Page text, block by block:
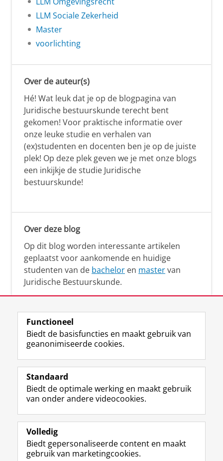
LLM Sociale Zekerheid
Master
voorlichting
Over de auteur(s)
Hé! Wat leuk dat je op de blogpagina van
Juridische bestuurskunde terecht bent
gekomen! Voor praktische informatie over
onze leuke studie en verhalen van
(ex)studenten en docenten ben je op de juiste
plek! Op deze plek geven we je met onze blogs
een inkijkje de studie Juridische
bestuurskunde!
Over deze blog
Op dit blog worden interessante artikelen
geplaatst voor aankomende en huidige
studenten van de bachelor en mastervan
Juridische Bestuurskunde.
Volg de RUG
F
a
e
b
o
p
a
L
i
k
e
I
-
p
R
S
-
f
e
R
I
n
t
r
m
Y
o
T
e
k
Studiekiezers
Alumni
Over ons
Functioneel
Biedt de basisfuncties en maakt gebruik van
geanonimiseerde cookies.
Standaard
Biedt de optimale werking en maakt gebruik
van onder andere videocookies.
Volledig
Biedt gepersonaliseerde content en maakt
gebruik van marketingcookies.